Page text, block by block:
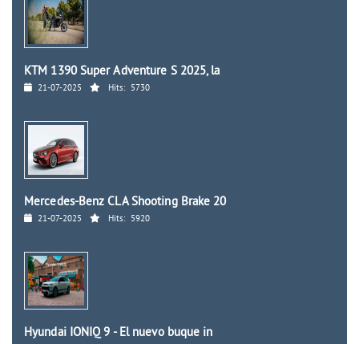
KTM 1390 Super Adventure S 2025, la
21-07-2025 Hits: 5730
Mercedes-Benz CLA Shooting Brake 20
21-07-2025 Hits: 5920
Hyundai IONIQ 9 - El nuevo buque in